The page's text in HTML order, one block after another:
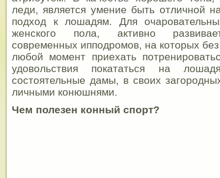
леди, является умение быть отличной
подход к лошадям. Для
женского пола, активно
современных ипподромов, на которых
любой момент приехать
удовольствия покататься на
состоятельные дамы, в своих
личными конюшнями.
Чем полезен конный спорт?